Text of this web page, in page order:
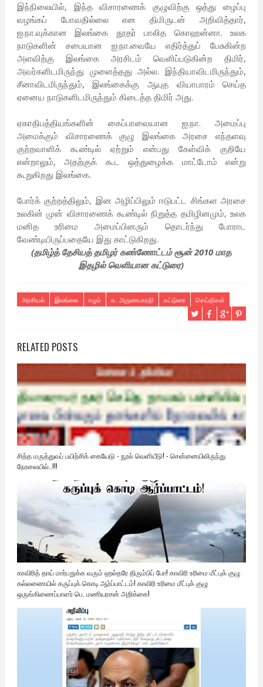
இந்நிலையில், இந்த விசாரணைக் குழுவிற்கு ஒத்து ழைப்பு
வழங்கப் போவதில்லை என திமிருடன் அறிவித்தார்,
ஐ.நா.வுக்கான இலங்கை தூதர் பாலித கொஹன்னா. உலக
நாடுகளின் சபையான ஐ.நா.வையே எதிர்த்துப் பேசுகின்ற
அளவிற்கு இலங்கை அரசிடம் வெளிப்படுகின்ற திமிர்,
அவர்களிடமிருந்து முளைத்தது அல்ல. இந்தியாவிடமிருந்தும்,
சீனாவிடமிருந்தும், இலங்கைக்கு ஆயுத வியாபாரம் செய்த
ஏனைய நாடுகளிடமிருந்தும் கிடைத்த திமிர் அது.
ஏகாதிபத்தியங்களின் கைப்பாவையான ஐ.நா. அமைப்பு
அமைக்கும் விசாரணைக் குழு இலங்கை அரசை எந்தளவு
குற்றவாளிக் கூண்டில் ஏற்றும் என்பது கேள்விக் குறியே
என்றாலும், அதற்குக் கூட ஒத்துழைக்க மாட்டோம் என்று
கூறுகிறது இலங்கை.
போர்க் குற்றத்திலும், இன அழிப்பிலும் ஈடுபட்ட சிங்கள அரசை
உலகின் முன் விசாரணைக் கூண்டில் நிறுத்த தமிழினமும், உலக
மனித உரிமை அமைப்பினரும் தொடர்ந்து போராட
வேண்டியிருப்பதையே இது காட்டுகிறது.
(தமிழ்த் தேசியத் தமிழர் கண்ணோட்டம் சூன் 2010 மாத
இதழில் வெளியான கட்டுரை)
அரசியல் இலங்கை ஈழம் க. அருணபாரதி கட்டுரை செய்திகள்
RELATED POSTS
சித்த மருத்துவப் பயிற்சிக் கையேடு - நூல் வெளியீடு! - சென்னையிலிருந்து
நேரலையில்..!!!
காவிரித் தாய் மார்பறுக்க வரும் ஹல்தரே திரும்பிப் போ! காவிரி உரிமை மீட்புக் குழு
கல்லணையில் கருப்புக் கொடி ஆர்ப்பாட்டம்! காவிரி உரிமை மீட்புக் குழு
ஒருங்கிணைப்பாளர் பெ. மணியரசன் அறிக்கை!